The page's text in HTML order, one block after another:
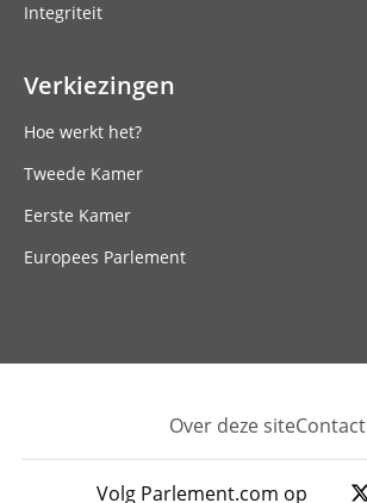
Integriteit
Verkiezingen
Hoe werkt het?
Tweede Kamer
Eerste Kamer
Europees Parlement
Footer
Over deze siteContact
Volg Parlement.com op